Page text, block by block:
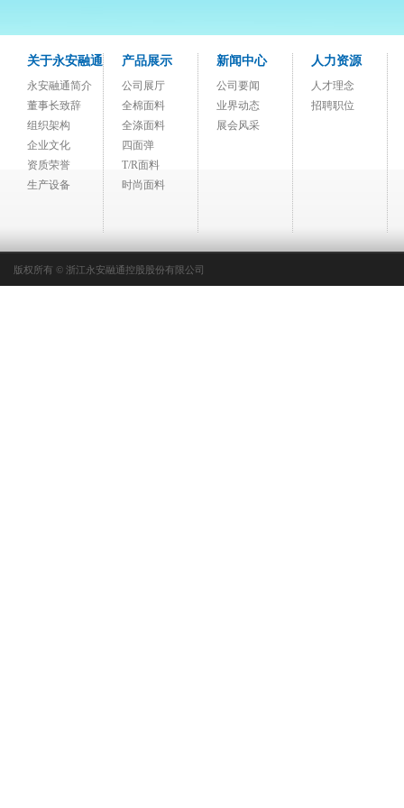
关于永安融通
永安融通简介
董事长致辞
组织架构
企业文化
资质荣誉
生产设备
产品展示
公司展厅
全棉面料
全涤面料
四面弹
T/R面料
时尚面料
新闻中心
公司要闻
业界动态
展会风采
人力资源
人才理念
招聘职位
版权所有 © 浙江永安融通控股股份有限公司